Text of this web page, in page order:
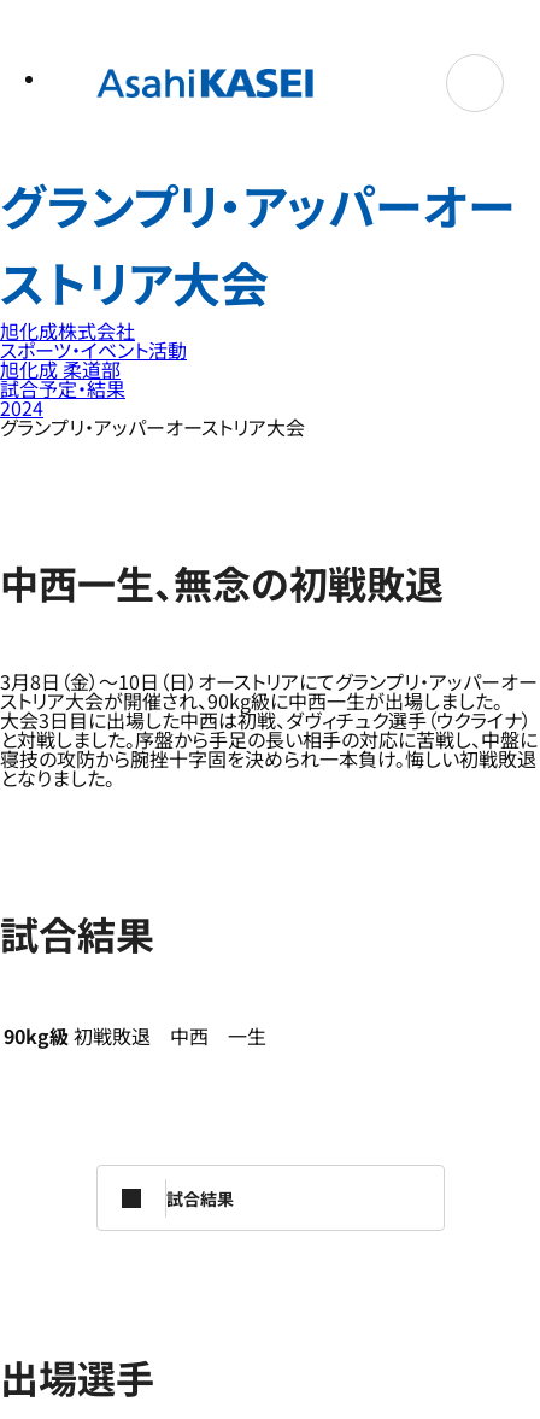
グランプリ・アッパーオー
ストリア大会
旭化成株式会社
スポーツ・イベント活動
旭化成 柔道部
試合予定・結果
2024
グランプリ・アッパーオーストリア大会
中西一生、無念の初戦敗退
3月8日（金）～10日（日）オーストリアにてグランプリ・アッパーオー
ストリア大会が開催され、90kg級に中西一生が出場しました。
大会3日目に出場した中西は初戦、ダヴィチュク選手（ウクライナ）
と対戦しました。序盤から手足の長い相手の対応に苦戦し、中盤に
寝技の攻防から腕挫十字固を決められ一本負け。悔しい初戦敗退
となりました。
試合結果
90kg級初戦敗退 中西 一生
試合結果
出場選手